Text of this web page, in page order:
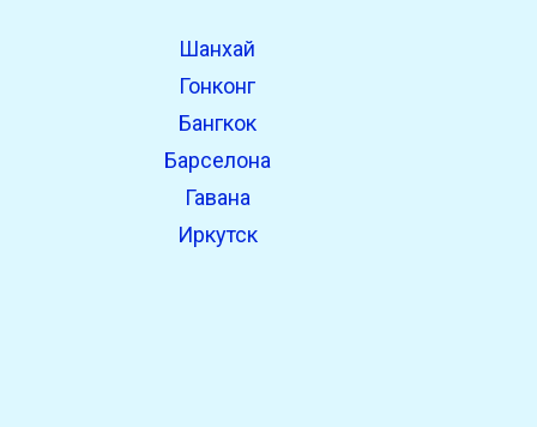
Шанхай
Гонконг
Бангкок
Барселона
Гавана
Иркутск